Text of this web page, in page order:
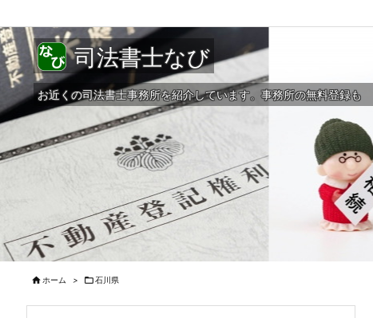
司法書士なび
お近くの司法書士事務所を紹介しています。事務所の無料登録も
 ホーム > 石川県